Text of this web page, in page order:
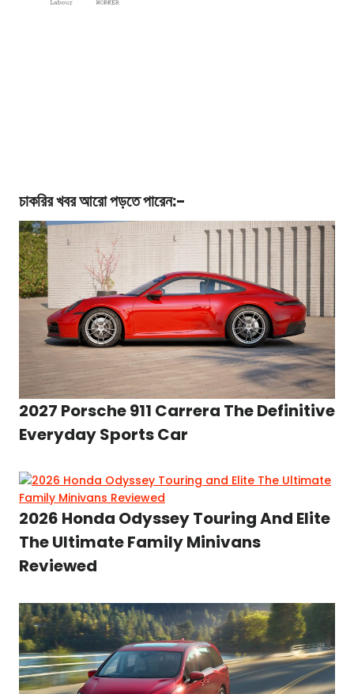
চাকরির খবরআরো পড়তে পারেন:-
2027 Porsche 911 Carrera The Definitive
Everyday Sports Car
2026 Honda Odyssey Touring And Elite
The Ultimate Family Minivans
Reviewed